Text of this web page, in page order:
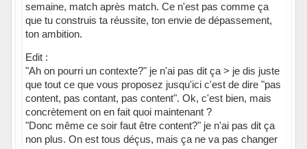
semaine, match après match. Ce n'est pas comme ça
que tu construis ta réussite, ton envie de dépassement,
ton ambition.
Edit :
"Ah on pourri un contexte?" je n'ai pas dit ça > je dis juste
que tout ce que vous proposez jusqu'ici c'est de dire "pas
content, pas contant, pas content". Ok, c'est bien, mais
concrètement on en fait quoi maintenant ?
"Donc même ce soir faut être content?" je n'ai pas dit ça
non plus. On est tous déçus, mais ça ne va pas changer